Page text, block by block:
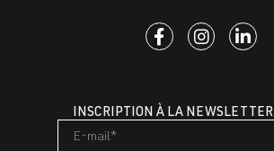
INSCRIPTION À LA NEWSLETTER